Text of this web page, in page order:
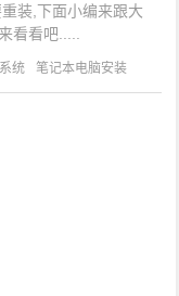
装,下面小编来跟大
看看吧.....
统
笔记本电脑安装